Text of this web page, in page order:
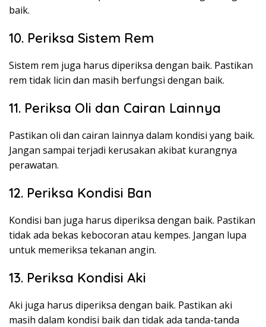
baik.
10. Periksa Sistem Rem
Sistem rem juga harus diperiksa dengan baik. Pastikan
rem tidak licin dan masih berfungsi dengan baik.
11. Periksa Oli dan Cairan Lainnya
Pastikan oli dan cairan lainnya dalam kondisi yang baik.
Jangan sampai terjadi kerusakan akibat kurangnya
perawatan.
12. Periksa Kondisi Ban
Kondisi ban juga harus diperiksa dengan baik. Pastikan
tidak ada bekas kebocoran atau kempes. Jangan lupa
untuk memeriksa tekanan angin.
13. Periksa Kondisi Aki
Aki juga harus diperiksa dengan baik. Pastikan aki
masih dalam kondisi baik dan tidak ada tanda-tanda